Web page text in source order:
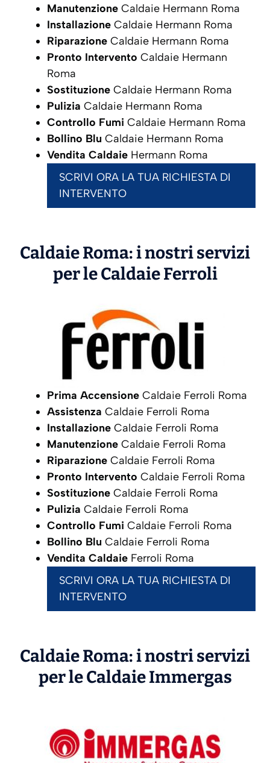
Manutenzione Caldaie Hermann Roma
Installazione Caldaie Hermann Roma
Riparazione Caldaie Hermann Roma
Pronto Intervento Caldaie Hermann
Roma
Sostituzione Caldaie Hermann Roma
Pulizia Caldaie Hermann Roma
Controllo Fumi Caldaie Hermann Roma
Bollino Blu Caldaie Hermann Roma
Vendita Caldaie Hermann Roma
SCRIVI ORA LA TUA RICHIESTA DI
INTERVENTO
Caldaie Roma: i nostri servizi
per le CaldaieFerroli
Prima Accensione Caldaie Ferroli Roma
Assistenza Caldaie Ferroli Roma
Installazione Caldaie Ferroli Roma
Manutenzione Caldaie Ferroli Roma
Riparazione Caldaie Ferroli Roma
Pronto Intervento Caldaie Ferroli Roma
Sostituzione Caldaie Ferroli Roma
Pulizia Caldaie Ferroli Roma
Controllo Fumi Caldaie Ferroli Roma
Bollino Blu Caldaie Ferroli Roma
Vendita Caldaie Ferroli Roma
SCRIVI ORA LA TUA RICHIESTA DI
INTERVENTO
Caldaie Roma: i nostri servizi
per le CaldaieImmergas